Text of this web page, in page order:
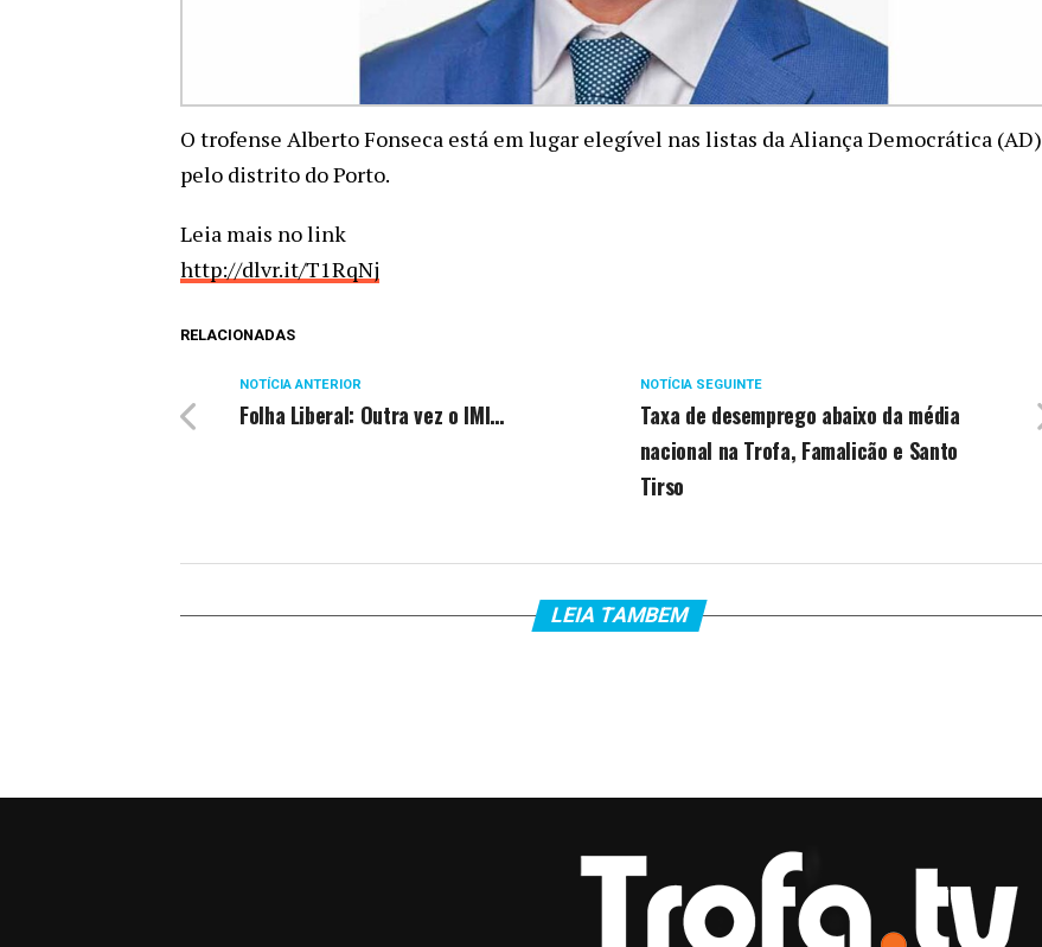
O trofense Alberto Fonseca está em lugar elegível nas listas da Aliança Democrática (AD)
pelo distrito do Porto.
Leia mais no link
http://dlvr.it/T1RqNj
RELACIONADAS
NOTÍCIA SEGUINTE
Taxa de desemprego abaixo da média
nacional na Trofa, Famalicão e Santo
Tirso
NOTÍCIA ANTERIOR
Folha Liberal: Outra vez o IMI…
LEIA TAMBEM